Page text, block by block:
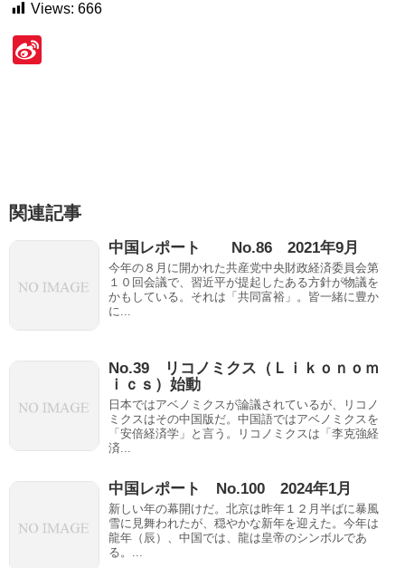
Views: 666
b
o
関連記事
中国レポート No.86 2021年9月
今年の８月に開かれた共産党中央財政経済委員会第
１０回会議で、習近平が提起したある方針が物議を
かもしている。それは「共同富裕」。皆一緒に豊か
に...
No.39 リコノミクス（Ｌｉｋｏｎｏｍ
ｉｃｓ）始動
日本ではアベノミクスが論議されているが、リコノ
ミクスはその中国版だ。中国語ではアベノミクスを
「安倍経済学」と言う。リコノミクスは「李克強経
済...
中国レポート No.100 2024年1月
新しい年の幕開けだ。北京は昨年１２月半ばに暴風
雪に見舞われたが、穏やかな新年を迎えた。今年は
龍年（辰）、中国では、龍は皇帝のシンボルであ
る。...